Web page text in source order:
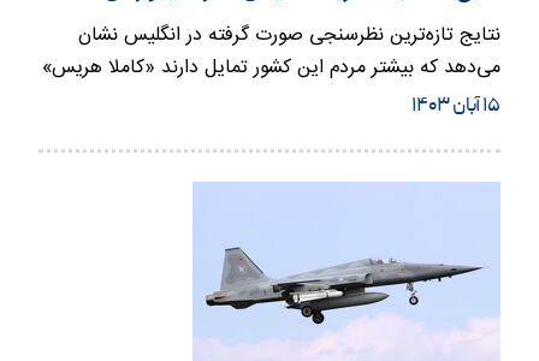
نتایج تازه‌ترین نظرسنجی‌ صورت گرفته در انگلیس نشان
می‌دهد که بیشتر مردم این کشور تمایل دارند «کاملا هریس»
نامزد حزب…
۱۵ آبان ۱۴۰۳